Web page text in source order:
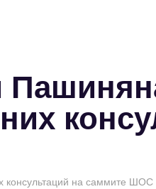
консультаций на саммите ШОС